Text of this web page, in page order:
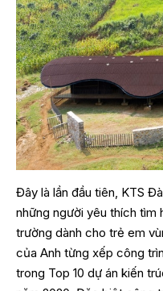
Đây là lần đầu tiên, KTS
những người yêu thích tìm
trường dành cho trẻ em
của Anh từng xếp công
trong Top 10 dự án kiến